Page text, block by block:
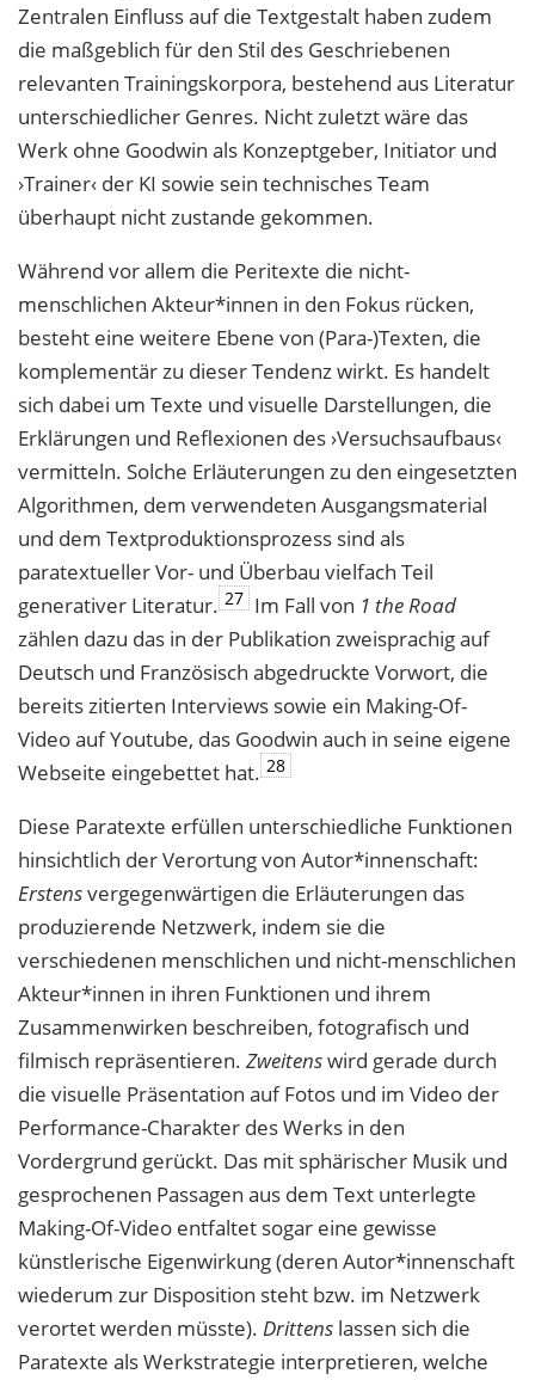
Zentralen Einfluss auf die Textgestalt haben zudem
die maßgeblich für den Stil des Geschriebenen
relevanten Trainingskorpora, bestehend aus Literatur
unterschiedlicher Genres. Nicht zuletzt wäre das
Werk ohne Goodwin als Konzeptgeber, Initiator und
›Trainer‹ der KI sowie sein technisches Team
überhaupt nicht zustande gekommen.
Während vor allem die Peritexte die nicht-
menschlichen Akteur*innen in den Fokus rücken,
besteht eine weitere Ebene von (Para-)Texten, die
komplementär zu dieser Tendenz wirkt. Es handelt
sich dabei um Texte und visuelle Darstellungen, die
Erklärungen und Reflexionen des ›Versuchsaufbaus‹
vermitteln. Solche Erläuterungen zu den eingesetzten
Algorithmen, dem verwendeten Ausgangsmaterial
und dem Textproduktionsprozess sind als
paratextueller Vor- und Überbau vielfach Teil
generativer Literatur. 27 Im Fall von 1 the Road
zählen dazu das in der Publikation zweisprachig auf
Deutsch und Französisch abgedruckte Vorwort, die
bereits zitierten Interviews sowie ein Making-Of-
Video auf Youtube, das Goodwin auch in seine eigene
Webseite eingebettet hat. 28
Diese Paratexte erfüllen unterschiedliche Funktionen
hinsichtlich der Verortungvon Autor*innenschaft:
Erstensvergegenwärtigen die Erläuterungen das
produzierende Netzwerk, indem sie die
verschiedenen menschlichen und nicht-menschlichen
Akteur*innen in ihren Funktionen und ihrem
Zusammenwirken beschreiben, fotografisch und
filmisch repräsentieren. Zweitenswird gerade durch
die visuelle Präsentation auf Fotos und im Video der
Performance-Charakter des Werks in den
Vordergrund gerückt. Das mit sphärischer Musik und
gesprochenen Passagen aus dem Text unterlegte
Making-Of-Video entfaltet sogar eine gewisse
künstlerische Eigenwirkung (deren Autor*innenschaft
wiederum zur Disposition steht bzw. im Netzwerk
verortet werden müsste). Drittens lassen sich die
Paratexte als Werkstrategie interpretieren, welche